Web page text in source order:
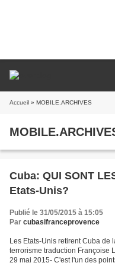
Accueil » MOBILE.ARCHIVES
Cuba: QUI SONT
Etats-Unis?
Publié le 31/05/2015 à 15:05
Par cubasifranceprovence
Les Etats-Unis retirent Cuba de
terrorisme traduction Françoise
29 mai 2015- C'est l'un des